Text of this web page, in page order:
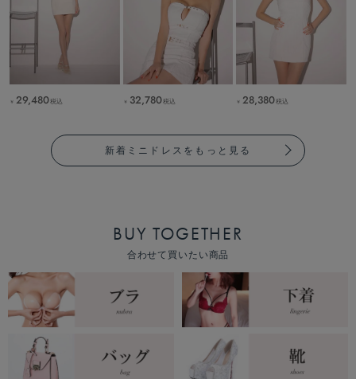
￥ 29,480税込 ￥ 32,780税込 ￥ 28,380税込
新着ミニドレスをもっと見る
BUY TOGETHER
合わせて買いたい商品